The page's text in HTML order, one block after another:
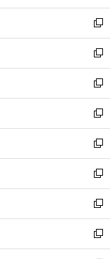
開
く
ウ
で
開
く
ン
ド
ウ
で
開
く
新
し
い
ウ
ィ
ン
ド
ウ
で
開
く
新
し
い
ウ
ィ
ン
ド
ウ
で
開
く
新
し
い
ウ
ィ
ン
ド
ウ
で
開
く
新
し
い
ウ
ィ
ン
ド
ウ
で
開
新
し
い
ウ
ィ
ン
ド
ウ
新
し
い
ウ
ィ
ン
新
し
い
ウ
新
し